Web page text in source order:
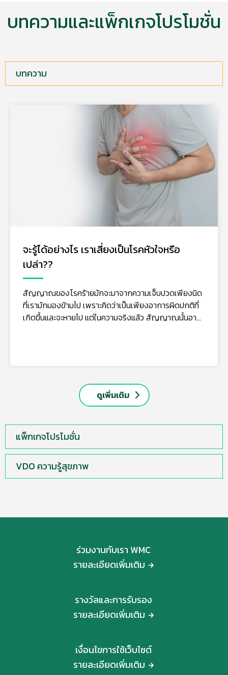
บทความและแพ็กเกจโปรโมชั่น
บทความ
คอเลสเตอรอลกับหัวใจ Cardiovascular
Disease
คอเลสเตอรอล เป็นไขมันที่พบได้ในเลือด ซึ่งร่างกายของ
คนเราสามารถสังเคราะห์ขึ้นได้ ที่เกิดจากอาหารที่รับ
ดูเพิ่มเติม
แพ็กเกจโปรโมชั่น
VDO ความรู้สุขภาพ
ร่วมงานกับเรา WMC
รายละเอียดเพิ่มเติม
รางวัลและการรับรอง
รายละเอียดเพิ่มเติม
เงื่อนไขการใช้เว็บไซต์
รายละเอียดเพิ่มเติม